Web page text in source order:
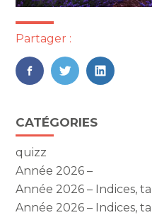
Partager :
FaceBook
TwitterLinkedIn
Blog
sidebar
CATÉGORIES
quizz
Année 2026 –
Année 2026 – Indices,
Année 2026 – Indices,